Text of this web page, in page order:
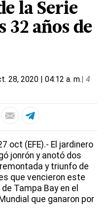
la Serie
32 años de
28, 2020 | 04:12 a. m.| 4
oct (EFE).- El jardinero
jonrón y anotó dos
y triunfo de
que vencieron este
Tampa Bay en el
que ganaron por